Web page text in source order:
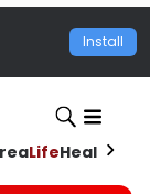
Install
LifeHealth